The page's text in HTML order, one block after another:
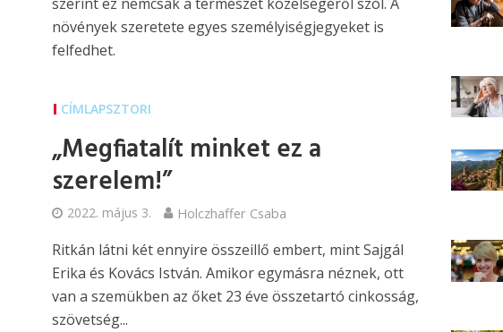
növények szeretete egyes személyiségjegyeket is
felfedhet.
CÍMLAPSZTORI
„Megfiatalít minket ez a
szerelem!”
2022. május 3. Holczhaffer Csaba
Ritkán látni két ennyire összeillő embert, mint Sajgál
Erika és Kovács István. Amikor egymásra néznek, ott
van a szemükben az őket 23 éve összetartó cinkosság,
szövetség...